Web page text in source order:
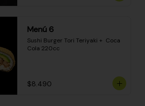
Menú 6
Sushi Burger Tori Teriyaki +  Coca
Cola 220cc
$8.490